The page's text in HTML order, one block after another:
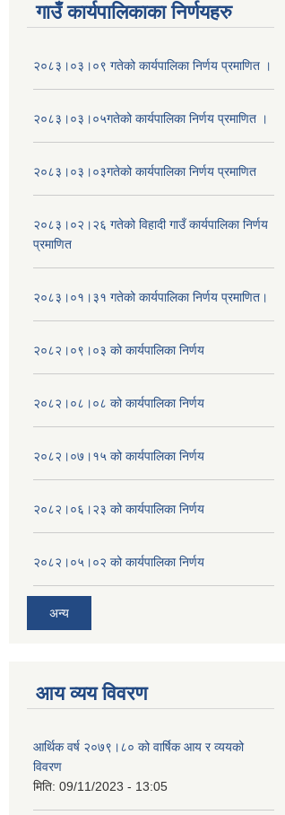
गाउँ कार्यपालिकाका निर्णयहरु
२०८३।०३।०९ गतेको कार्यपालिका निर्णय प्रमाणित ।
२०८३।०३।०५गतेको कार्यपालिका निर्णय प्रमाणित ।
२०८३।०३।०३गतेको कार्यपालिका निर्णय प्रमाणित
२०८३।०२।२६ गतेको विहादी गाउँ कार्यपालिका निर्णय
प्रमाणित
२०८३।०१।३१ गतेको कार्यपालिका निर्णय प्रमाणित।
२०८२।०९।०३ को कार्यपालिका निर्णय
२०८२।०८।०८ को कार्यपालिका निर्णय
२०८२।०७।१५ को कार्यपालिका निर्णय
२०८२।०६।२३ को कार्यपालिका निर्णय
२०८२।०५।०२ को कार्यपालिका निर्णय
अन्य
आय व्यय विवरण
आर्थिक वर्ष २०७९।८० को वार्षिक आय र व्ययको
विवरण
मिति: 09/11/2023 - 13:05